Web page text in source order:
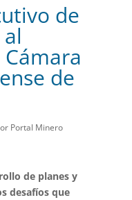
de
de
Portal Minero
de planes y
desafíos que